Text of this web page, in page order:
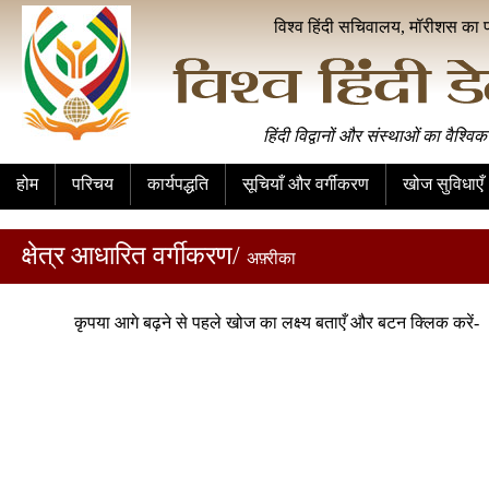
विश्व हिंदी सचिवालय, मॉरीशस का
हिंदी विद्वानों और संस्थाओं का
होम परिचय कार्यपद्धति सूचियाँ और वर्गीकरण खोज सुविधाएँ
क्षेत्र आधारित वर्गीकरण/ अफ़्रीका
कृपया आगे बढ़ने से पहले खोज का लक्ष्य बताएँ और बटन क्लिक करें-